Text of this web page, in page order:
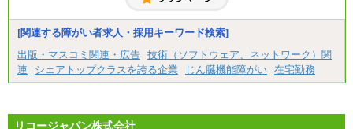
[関連する障がい者求人・採用キーワード検索]
出版・マスコミ関連・広告 技術（ソフトウェア、ネットワーク）関
連
シェアトップクラスを誇る企業 じん臓機能障がい 在宅勤務
リコージャパン株式会社